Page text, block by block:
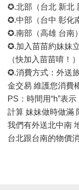
✪.北部（台北 新北
✪.中部（台中 彰化
✪.南部（高雄 台南
✪.加入苗苗約妹妹
（快加入苗苗唷！）
✪.消費方式：外送
金交易 維護您消費
PS：時間用“h”表
計算 妹妹做時做滿
我們有外送北中南
台北跟台南的物價